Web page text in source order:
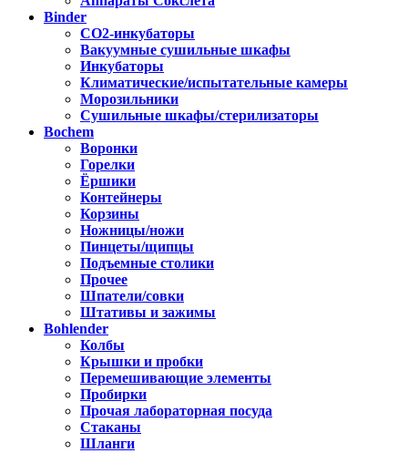
Binder
CO2-инкубаторы
Вакуумные сушильные шкафы
Инкубаторы
Климатические/испытательные камеры
Морозильники
Сушильные шкафы/стерилизаторы
Bochem
Воронки
Горелки
Ёршики
Контейнеры
Корзины
Ножницы/ножи
Пинцеты/щипцы
Подъемные столики
Прочее
Шпатели/совки
Штативы и зажимы
Bohlender
Колбы
Крышки и пробки
Перемешивающие элементы
Пробирки
Прочая лабораторная посуда
Стаканы
Шланги